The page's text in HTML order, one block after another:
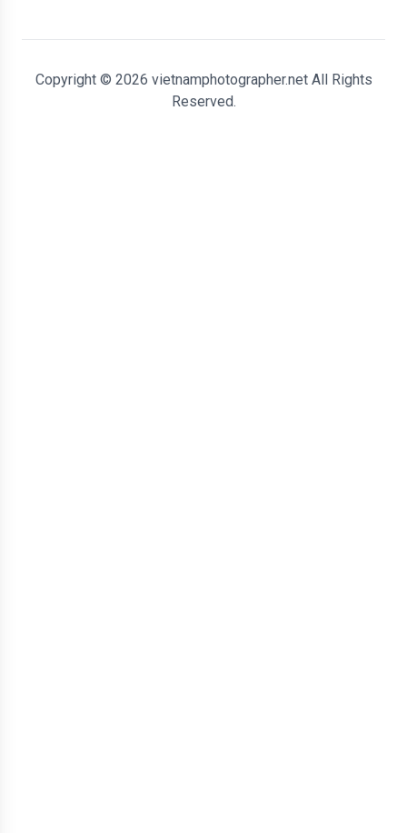
Copyright © 2026 vietnamphotographer.net All Rights
Reserved.